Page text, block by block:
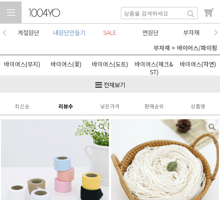
계절원단 내원단만들기 SALE 면원단
부자재
부자재 > 바이어스/파이핑
바이어스(무지)
바이어스(꽃) 바이어스(도트)
바이어스(체크&
ST)
바이어스(자연)
전체보기
최신순 리뷰수 낮은가격 판매순위 상품명